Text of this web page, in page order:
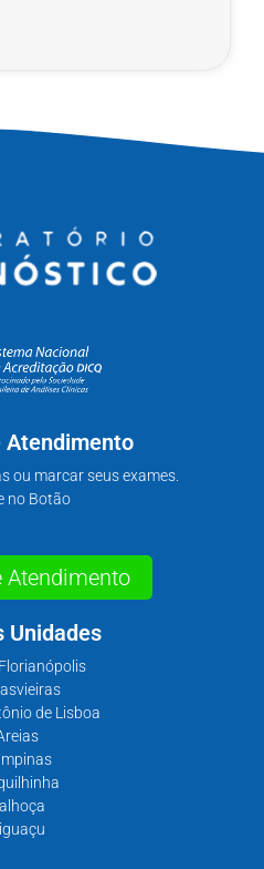
Atendimento
ou marcar seus exames.
no Botão
Atendimento
Unidades
de Lisboa